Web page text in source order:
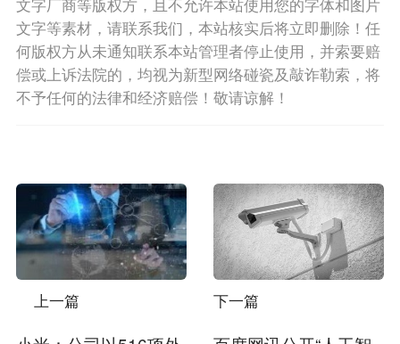
文字等素材，请联系我们，本站核实后将立即删除！任
何版权方从未通知联系本站管理者停止使用，并索要赔
偿或上诉法院的，均视为新型网络碰瓷及敲诈勒索，将
不予任何的法律和经济赔偿！敬请谅解！
上一篇 下一篇